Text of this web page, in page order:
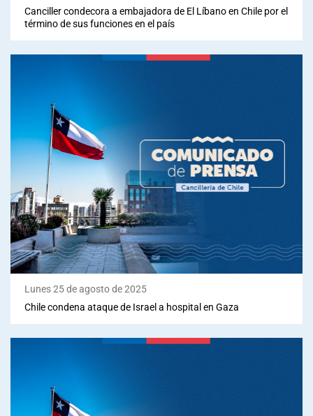
Canciller condecora a embajadora de El Líbano en Chile por el
término de sus funciones en el país
Lunes 25 de agosto de 2025
Chile condena ataque de Israel a hospital en Gaza